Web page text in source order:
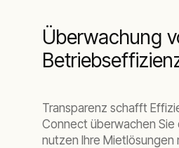
Überwachung
Transparenz schafft
Connect überwachen Sie
nutzen Ihre Mietlösungen